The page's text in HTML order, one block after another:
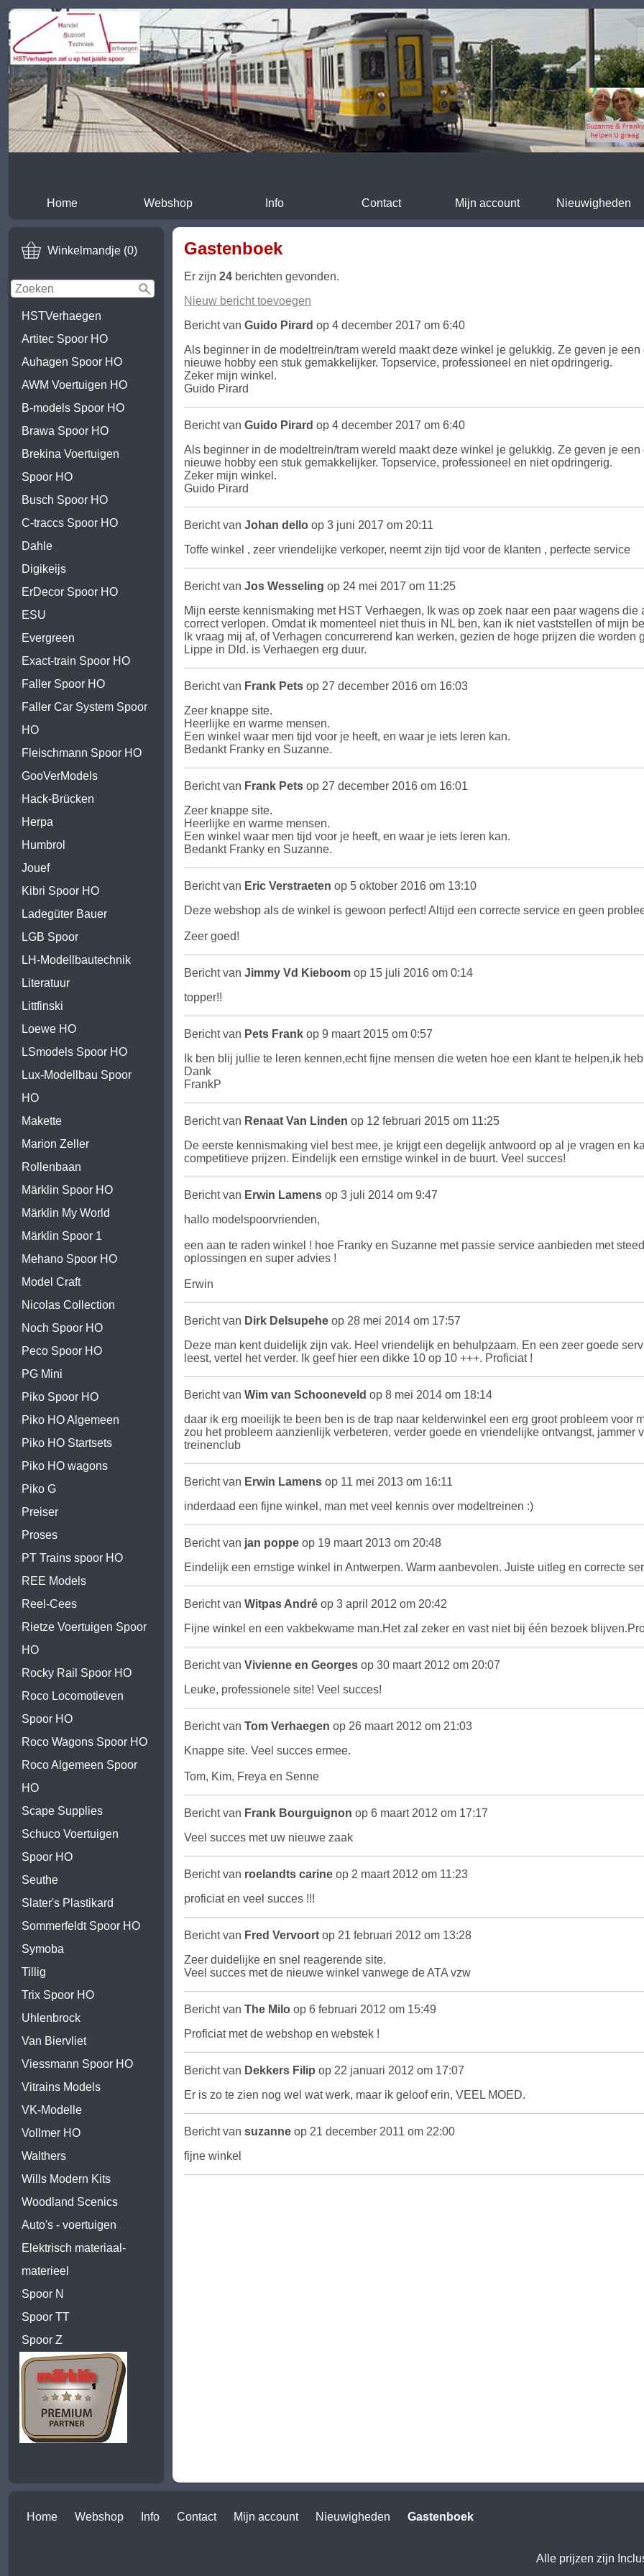
Home Webshop Info Contact Mijn account Nieuwigheden
Winkelmandje (0)
HSTVerhaegen
Artitec Spoor HO
Auhagen Spoor HO
AWM Voertuigen HO
B-models Spoor HO
Brawa Spoor HO
Brekina Voertuigen
Spoor HO
Busch Spoor HO
C-traccs Spoor HO
Dahle
Digikeijs
ErDecor Spoor HO
ESU
Evergreen
Exact-train Spoor HO
Faller Spoor HO
Faller Car System Spoor
HO
Fleischmann Spoor HO
GooVerModels
Hack-Brücken
Herpa
Humbrol
Jouef
Kibri Spoor HO
Ladegüter Bauer
LGB Spoor
LH-Modellbautechnik
Literatuur
Littfinski
Loewe HO
LSmodels Spoor HO
Lux-Modellbau Spoor
HO
Makette
Marion Zeller
Rollenbaan
Märklin Spoor HO
Märklin My World
Märklin Spoor 1
Mehano Spoor HO
Model Craft
Nicolas Collection
Noch Spoor HO
Peco Spoor HO
PG Mini
Piko Spoor HO
Piko HO Algemeen
Piko HO Startsets
Piko HO wagons
Piko G
Preiser
Proses
PT Trains spoor HO
REE Models
Reel-Cees
Rietze Voertuigen Spoor
HO
Rocky Rail Spoor HO
Roco Locomotieven
Spoor HO
Roco Wagons Spoor HO
Roco Algemeen Spoor
HO
Scape Supplies
Schuco Voertuigen
Spoor HO
Seuthe
Slater's Plastikard
Sommerfeldt Spoor HO
Symoba
Tillig
Trix Spoor HO
Uhlenbrock
Van Biervliet
Viessmann Spoor HO
Vitrains Models
VK-Modelle
Vollmer HO
Walthers
Wills Modern Kits
Woodland Scenics
Auto's - voertuigen
Elektrisch materiaal-
materieel
Spoor N
Spoor TT
Spoor Z
Gastenboek
Er zijn 24 berichten gevonden.
Nieuw bericht toevoegen
Bericht van Guido Pirard op 4 december 2017 om 6:40
Als beginner in de modeltrein/tram wereld maakt deze winkel je gelukkig. Ze geven je
nieuwe hobby een stuk gemakkelijker. Topservice, professioneel en niet opdringerig.
Zeker mijn winkel.
Guido Pirard
Bericht van Guido Pirard op 4 december 2017 om 6:40
Als beginner in de modeltrein/tram wereld maakt deze winkel je gelukkig. Ze geven je
nieuwe hobby een stuk gemakkelijker. Topservice, professioneel en niet opdringerig.
Zeker mijn winkel.
Guido Pirard
Bericht van Johan dello op 3 juni 2017 om 20:11
Toffe winkel , zeer vriendelijke verkoper, neemt zijn tijd voor de klanten , perfecte service
Bericht van Jos Wesseling op 24 mei 2017 om 11:25
Mijn eerste kennismaking met HST Verhaegen, Ik was op zoek naar een paar wagens
correct verlopen. Omdat ik momenteel niet thuis in NL ben, kan ik niet vaststellen of mijn
Ik vraag mij af, of Verhagen concurrerend kan werken, gezien de hoge prijzen die
Lippe in Dld. is Verhaegen erg duur.
Bericht van Frank Pets op 27 december 2016 om 16:03
Zeer knappe site.
Heerlijke en warme mensen.
Een winkel waar men tijd voor je heeft, en waar je iets leren kan.
Bedankt Franky en Suzanne.
Bericht van Frank Pets op 27 december 2016 om 16:01
Zeer knappe site.
Heerlijke en warme mensen.
Een winkel waar men tijd voor je heeft, en waar je iets leren kan.
Bedankt Franky en Suzanne.
Bericht van Eric Verstraeten op 5 oktober 2016 om 13:10
Deze webshop als de winkel is gewoon perfect! Altijd een correcte service en geen
Zeer goed!
Bericht van Jimmy Vd Kieboom op 15 juli 2016 om 0:14
topper!!
Bericht van Pets Frank op 9 maart 2015 om 0:57
Ik ben blij jullie te leren kennen,echt fijne mensen die weten hoe een klant te helpen,ik
Dank
FrankP
Bericht van Renaat Van Linden op 12 februari 2015 om 11:25
De eerste kennismaking viel best mee, je krijgt een degelijk antwoord op al je vragen en
competitieve prijzen. Eindelijk een ernstige winkel in de buurt. Veel succes!
Bericht van Erwin Lamens op 3 juli 2014 om 9:47
hallo modelspoorvrienden,
een aan te raden winkel ! hoe Franky en Suzanne met passie service aanbieden met
oplossingen en super advies !
Erwin
Bericht van Dirk Delsupehe op 28 mei 2014 om 17:57
Deze man kent duidelijk zijn vak. Heel vriendelijk en behulpzaam. En een zeer goede
leest, vertel het verder. Ik geef hier een dikke 10 op 10 +++. Proficiat !
Bericht van Wim van Schooneveld op 8 mei 2014 om 18:14
daar ik erg moeilijk te been ben is de trap naar kelderwinkel een erg groot probleem voor
zou het probleem aanzienlijk verbeteren, verder goede en vriendelijke ontvangst, jammer
treinenclub
Bericht van Erwin Lamens op 11 mei 2013 om 16:11
inderdaad een fijne winkel, man met veel kennis over modeltreinen :)
Bericht van jan poppe op 19 maart 2013 om 20:48
Eindelijk een ernstige winkel in Antwerpen. Warm aanbevolen. Juiste uitleg en correcte
Bericht van Witpas André op 3 april 2012 om 20:42
Fijne winkel en een vakbekwame man.Het zal zeker en vast niet bij één bezoek
Bericht van Vivienne en Georges op 30 maart 2012 om 20:07
Leuke, professionele site! Veel succes!
Bericht van Tom Verhaegen op 26 maart 2012 om 21:03
Knappe site. Veel succes ermee.
Tom, Kim, Freya en Senne
Bericht van Frank Bourguignon op 6 maart 2012 om 17:17
Veel succes met uw nieuwe zaak
Bericht van roelandts carine op 2 maart 2012 om 11:23
proficiat en veel succes !!!
Bericht van Fred Vervoort op 21 februari 2012 om 13:28
Zeer duidelijke en snel reagerende site.
Veel succes met de nieuwe winkel vanwege de ATA vzw
Bericht van The Milo op 6 februari 2012 om 15:49
Proficiat met de webshop en webstek !
Bericht van Dekkers Filip op 22 januari 2012 om 17:07
Er is zo te zien nog wel wat werk, maar ik geloof erin, VEEL MOED.
Bericht van suzanne op 21 december 2011 om 22:00
fijne winkel
Home Webshop Info Contact Mijn account Nieuwigheden Gastenboek
Alle prijzen zijn